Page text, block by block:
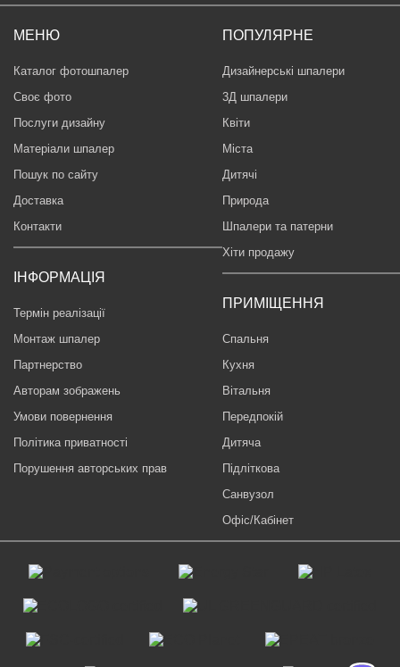
МЕНЮ
Каталог фотошпалер
Своє фото
Послуги дизайну
Матеріали шпалер
Пошук по сайту
Доставка
Контакти
ІНФОРМАЦІЯ
Термін реалізації
Монтаж шпалер
Партнерство
Авторам зображень
Умови повернення
Політика приватності
Порушення авторських прав
ПОПУЛЯРНЕ
Дизайнерські шпалери
3Д шпалери
Квіти
Міста
Дитячі
Природа
Шпалери та патерни
Хіти продажу
ПРИМІЩЕННЯ
Спальня
Кухня
Вітальня
Передпокій
Дитяча
Підліткова
Санвузол
Офіс/Кабінет